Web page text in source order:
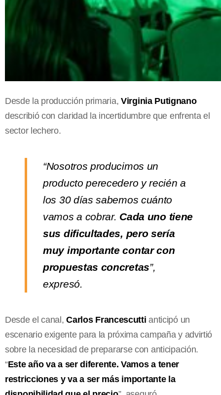
Desde la producción primaria, Virginia Putignano
describió con claridad la incertidumbre que enfrenta el
sector lechero.
“Nosotros producimos un
producto perecedero y recién a
los 30 días sabemos cuánto
vamos a cobrar. Cada uno tiene
sus dificultades, pero sería
muy importante contar con
propuestas concretas”,
expresó.
Desde el canal, Carlos Francescutti anticipó un
escenario exigente para la próxima campaña y advirtió
sobre la necesidad de prepararse con anticipación.
“Este año va a ser diferente. Vamos a tener
restricciones y va a ser más importante la